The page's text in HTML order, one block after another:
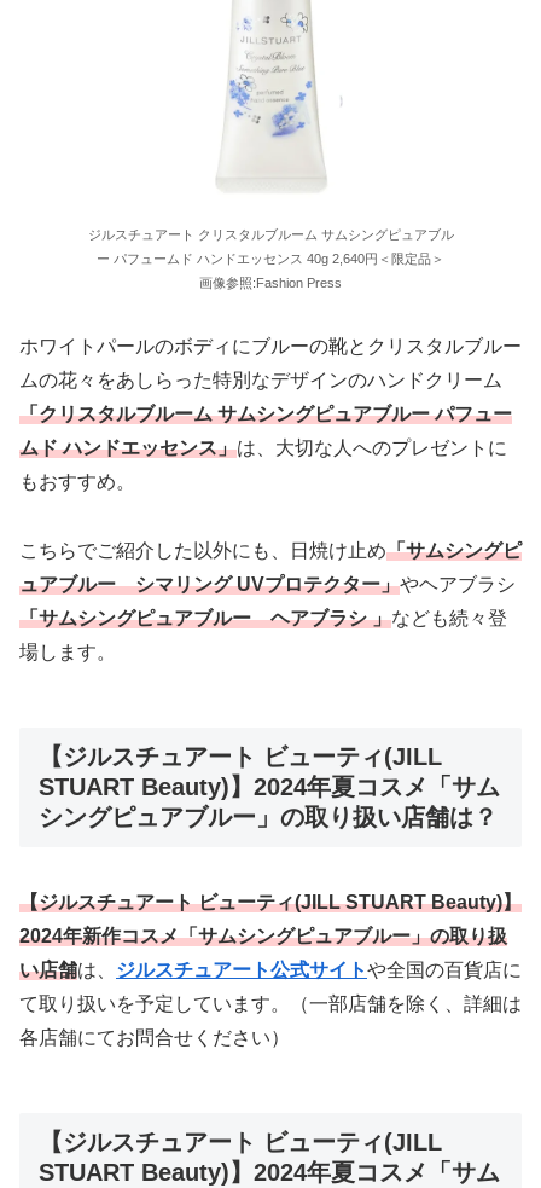
ジルスチュアート クリスタルブルーム サムシングピュアブル
ー パフュームド ハンドエッセンス 40g 2,640円＜限定品＞
画像参照:Fashion Press
ホワイトパールのボディにブルーの靴とクリスタルブルー
ムの花々をあしらった特別なデザインのハンドクリーム
「クリスタルブルーム サムシングピュアブルー パフュー
ムド ハンドエッセンス」は、大切な人へのプレゼントに
もおすすめ。
こちらでご紹介した以外にも、日焼け止め「サムシングピ
ュアブルー シマリング UVプロテクター」やヘアブラシ
「サムシングピュアブルー ヘアブラシ 」なども続々登
場します。
【ジルスチュアート ビューティ(JILL
STUART Beauty)】2024年夏コスメ「サム
シングピュアブルー」の取り扱い店舗は？
【ジルスチュアート ビューティ(JILL STUART Beauty)】
2024年新作コスメ「サムシングピュアブルー」の取り扱
い店舗は、 ジルスチュアート公式サイトや全国の百貨店に
て取り扱いを予定しています。（一部店舗を除く、詳細は
各店舗にてお問合せください）
【ジルスチュアート ビューティ(JILL
STUART Beauty)】2024年夏コスメ「サム